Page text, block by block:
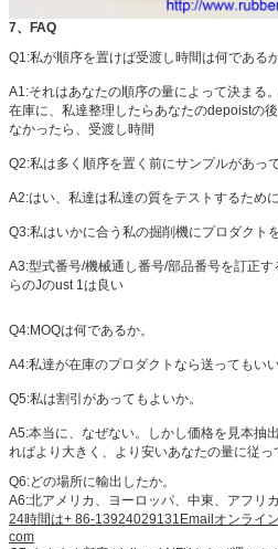
7、FAQ
Q1:私が順序を置けば受渡し時間は何であるか
A1:それはあなたの順序の量によって決まる
在庫に、私達整理したらあなたのdepoistの
なかったら、受渡し時間
Q2:私は多く順序を置く前にサンプルがあっ
A2:はい、私達は私達の質をテストするため
Q3:私はいかに合う私の掘削機にプロダクト
A3:型式番号/機械通し番号/部品番号を訂正
らのJのust 1は良い
Q4:MOQは何であるか。
A4:私達が在庫のプロダクトなら送ってもい
Q5:私は割引があってもよいか。
A5:本当に、なぜない。しかし価格を見本抽
ればより大きく、より安いあなたの量に従っ
Q6:どの場所に輸出したか。
A6:北アメリカ、ヨーロッパ、中東、アフリ
24時間は+ 86-13924029131Emailオンライ
com